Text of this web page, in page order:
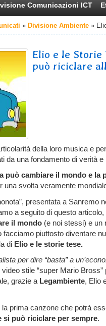
Comunicazioni ICT
Divisione Ambiente
Elio e le Storie
può riciclare
della loro musica e
da una fondamento di verità e
può cambiare il mondo e la
una svolta veramente
presentata a Sanremo
a seguito di questo
il mondo (e noi stessi) e un
facciamo piuttosto diventare
di Elio e le storie tese.
per dire “basta” a
stile “super Mario
grazie a Legambiente, Elio
prima canzone che potrà
si può riciclare per sempre.